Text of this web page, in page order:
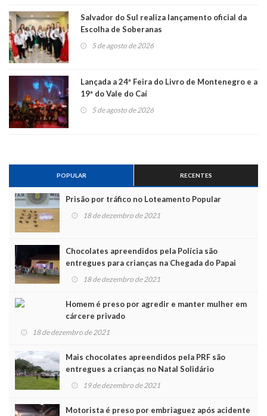
Salvador do Sul realiza lançamento oficial da
Escolha de Soberanas
5 de agosto de 2026
Lançada a 24ª Feira do Livro de Montenegro e a
19ª do Vale do Caí
5 de agosto de 2026
POPULAR RECENTES
Prisão por tráfico no Loteamento Popular
18 de dezembro de 2021
Chocolates apreendidos pela Polícia são
entregues para crianças na Chegada do Papai
Noel
18 de dezembro de 2021
Homem é preso por agredir e manter mulher em
cárcere privado
18 de dezembro de 2021
Mais chocolates apreendidos pela PRF são
entregues a crianças no Natal Solidário
19 de dezembro de 2021
Motorista é preso por embriaguez após acidente